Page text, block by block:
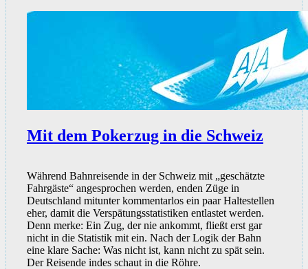
Mit dem Pokerzug in die Schweiz
Während Bahnreisende in der Schweiz mit „geschätzte
Fahrgäste“ angesprochen werden, enden Züge in
Deutschland mitunter kommentarlos ein paar Haltestellen
eher, damit die Verspätungsstatistiken entlastet werden.
Denn merke: Ein Zug, der nie ankommt, fließt erst gar
nicht in die Statistik mit ein. Nach der Logik der Bahn
eine klare Sache: Was nicht ist, kann nicht zu spät sein.
Der Reisende indes schaut in die Röhre.